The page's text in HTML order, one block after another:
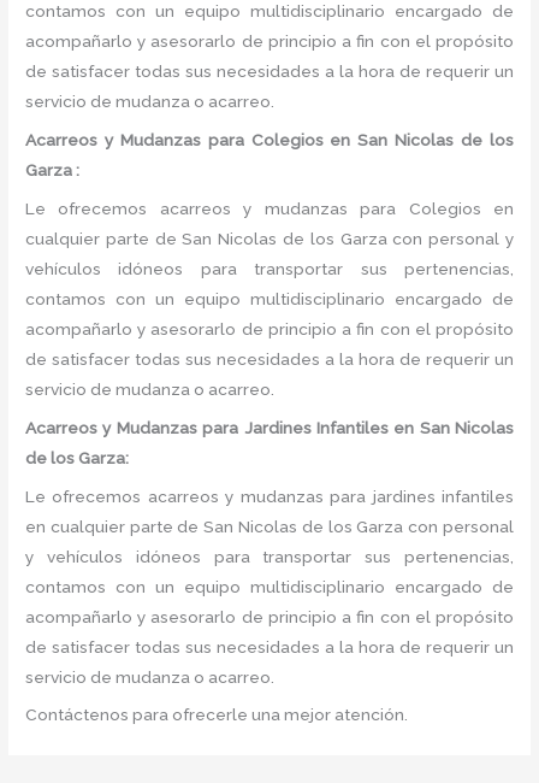
contamos con un equipo multidisciplinario encargado de
acompañarlo y asesorarlo de principio a fin con el propósito
de satisfacer todas sus necesidades a la hora de requerir un
servicio de mudanza o acarreo.
Acarreos y Mudanzas para Colegios en San Nicolas de los
Garza :
Le ofrecemos acarreos y mudanzas para Colegios en
cualquier parte de San Nicolas de los Garza con personal y
vehículos idóneos para transportar sus pertenencias,
contamos con un equipo multidisciplinario encargado de
acompañarlo y asesorarlo de principio a fin con el propósito
de satisfacer todas sus necesidades a la hora de requerir un
servicio de mudanza o acarreo.
Acarreos y Mudanzas para Jardines Infantiles en San Nicolas
de los Garza:
Le ofrecemos acarreos y mudanzas para jardines infantiles
en cualquier parte de San Nicolas de los Garza con personal
y vehículos idóneos para transportar sus pertenencias,
contamos con un equipo multidisciplinario encargado de
acompañarlo y asesorarlo de principio a fin con el propósito
de satisfacer todas sus necesidades a la hora de requerir un
servicio de mudanza o acarreo.
Contáctenos para ofrecerle una mejor atención.